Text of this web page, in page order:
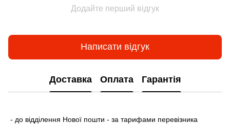
Додайте перший відгук
Написати відгук
Доставка Оплата Гарантія
- до відділення Нової пошти - за тарифами перевізника